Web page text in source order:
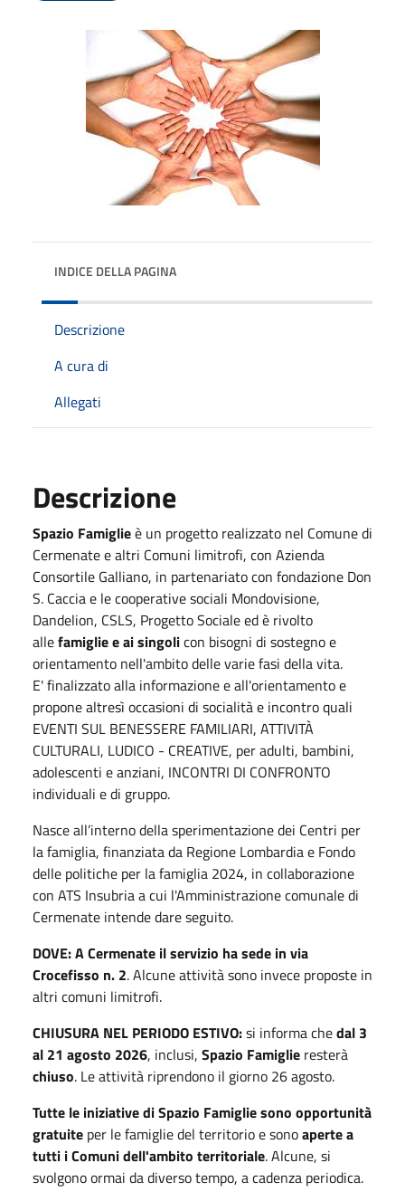
INDICE DELLA PAGINA
Descrizione
A cura di
Allegati
Descrizione
Spazio Famiglieè un progetto realizzato nel Comune di
Cermenate e altri Comuni limitrofi, con Azienda
Consortile Galliano, in partenariato con fondazione Don
S. Caccia e le cooperative sociali Mondovisione,
Dandelion, CSLS, Progetto Sociale ed è rivolto
allefamiglie e ai singolicon bisogni di sostegno e
orientamento nell'ambito delle varie fasi della vita.
E' finalizzato alla informazione e all'orientamento e
propone altresì occasioni di socialità e incontro quali
EVENTI SUL BENESSERE FAMILIARI, ATTIVITÀ
CULTURALI, LUDICO - CREATIVE, per adulti, bambini,
adolescenti e anziani, INCONTRI DI CONFRONTO
individuali e di gruppo.
Nasce all’interno della sperimentazione dei Centri per
la famiglia, finanziata da Regione Lombardia e Fondo
delle politiche per la famiglia 2024, in collaborazione
con ATS Insubria a cui l'Amministrazione comunale di
Cermenate intende dare seguito.
DOVE: A Cermenate il servizio ha sede in via
Crocefisso n. 2. Alcune attività sono invece proposte in
altri comuni limitrofi.
CHIUSURA NEL PERIODO ESTIVO:si informa chedal 3
al 21 agosto 2026, inclusi, Spazio Famiglie resterà
chiuso. Le attività riprendono il giorno 26 agosto.
Tutte le iniziative di Spazio Famiglie sono opportunità
gratuite per le famiglie del territorio e sonoaperte a
tutti i Comuni dell'ambito territoriale. Alcune, si
svolgono ormai da diverso tempo, a cadenza periodica.